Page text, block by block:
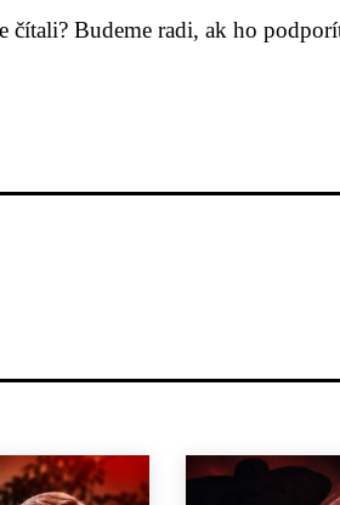
čítali? Budeme radi, ak ho